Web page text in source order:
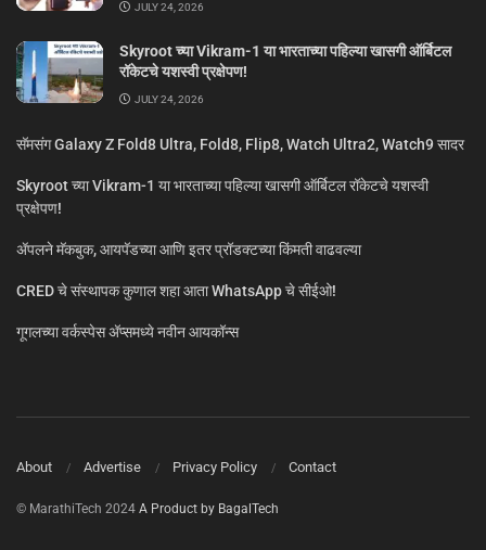
JULY 24, 2026
Skyroot च्या Vikram-1 या भारताच्या पहिल्या खासगी ऑर्बिटल
रॉकेटचे यशस्वी प्रक्षेपण!
JULY 24, 2026
सॅमसंग Galaxy Z Fold8 Ultra, Fold8, Flip8, Watch Ultra2, Watch9 सादर
Skyroot च्या Vikram-1 या भारताच्या पहिल्या खासगी ऑर्बिटल रॉकेटचे यशस्वी
प्रक्षेपण!
ॲपलने मॅकबुक, आयपॅडच्या आणि इतर प्रॉडक्टच्या किंमती वाढवल्या
CRED चे संस्थापक कुणाल शहा आता WhatsApp चे सीईओ!
गूगलच्या वर्कस्पेस अ‍ॅप्समध्ये नवीन आयकॉन्स
About Advertise Privacy Policy Contact
© MarathiTech 2024 A Product by BagalTech